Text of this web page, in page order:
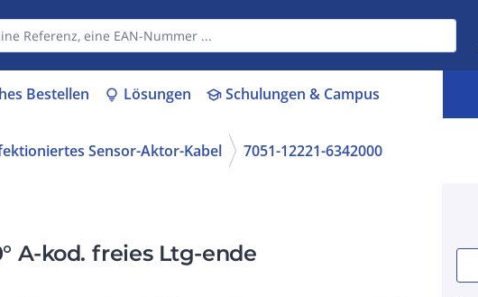
Bestellen lightbulb Lösungen schoolSchulungen & Campus
Sensor-Aktor-Kabel 7051-12221-6342000
A-kod. freies Ltg-ende